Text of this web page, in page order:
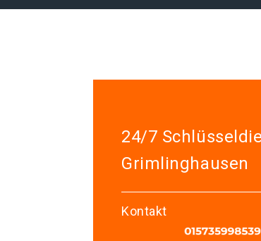
24/7
Grimlinghausen
Kontakt